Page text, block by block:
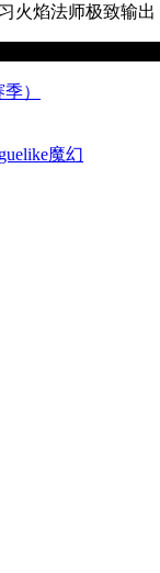
大牛牛夜斗 想学习火焰
）
魔幻